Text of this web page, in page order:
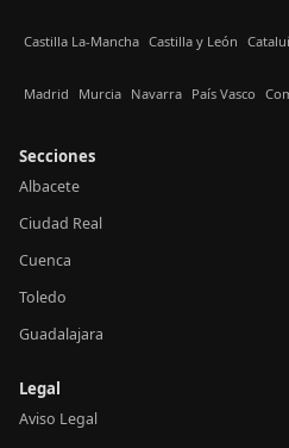
Castilla La-Mancha Castilla y León
Madrid Murcia Navarra País Vasco
Secciones
Albacete
Ciudad Real
Cuenca
Toledo
Guadalajara
Legal
Aviso Legal